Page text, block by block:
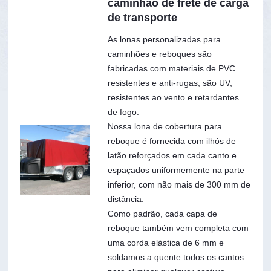
caminhão de frete de carga
de transporte
As lonas personalizadas para
caminhões e reboques são
fabricadas com materiais de PVC
resistentes e anti-rugas, são UV,
resistentes ao vento e retardantes
de fogo.
Nossa lona de cobertura para
reboque é fornecida com ilhós de
latão reforçados em cada canto e
espaçados uniformemente na parte
inferior, com não mais de 300 mm de
distância.
Como padrão, cada capa de
reboque também vem completa com
uma corda elástica de 6 mm e
soldamos a quente todos os cantos